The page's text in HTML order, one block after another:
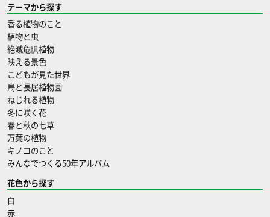
テーマから探す
香る植物のこと
植物と虫
絶滅危惧植物
映える景色
こどもが見た世界
鳥と長居植物園
ねじれる植物
冬に咲く花
春と秋の七草
万葉の植物
キノコのこと
みんなでつくる50年アルバム
花色から探す
白
赤